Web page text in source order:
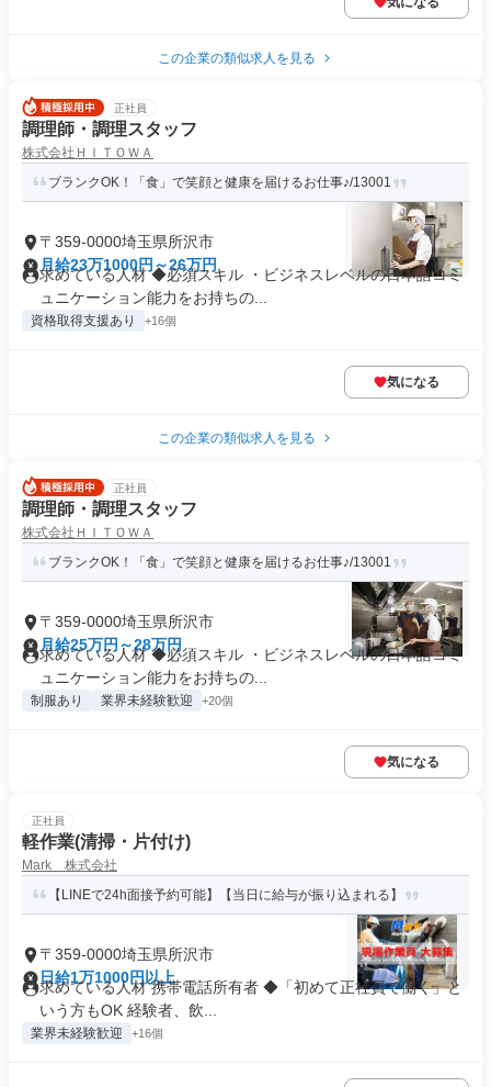
この企業の類似求人を見る
正社員
調理師・調理スタッフ
株式会社ＨＩＴＯＷＡ
ブランクOK！「食」で笑顔と健康を届けるお仕事♪/13001
〒359-0000埼玉県所沢市
月給23万1000円～26万円
求めている人材 ◆必須スキル ・ビジネスレベルの日本語コミ
ュニケーション能力をお持ちの...
資格取得支援あり +16個
気になる
この企業の類似求人を見る
正社員
調理師・調理スタッフ
株式会社ＨＩＴＯＷＡ
ブランクOK！「食」で笑顔と健康を届けるお仕事♪/13001
〒359-0000埼玉県所沢市
月給25万円～28万円
求めている人材 ◆必須スキル ・ビジネスレベルの日本語コミ
ュニケーション能力をお持ちの...
制服あり 業界未経験歓迎 +20個
気になる
正社員
軽作業(清掃・片付け)
Mark 株式会社
【LINEで24h面接予約可能】【当日に給与が振り込まれる】
〒359-0000埼玉県所沢市
日給1万1000円以上
求めている人材 携帯電話所有者 ◆「初めて正社員で働く」と
いう方もOK 経験者、飲...
業界未経験歓迎 +16個